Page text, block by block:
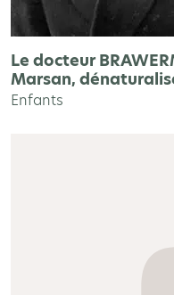
Le docteur
Marsan,
Enfants